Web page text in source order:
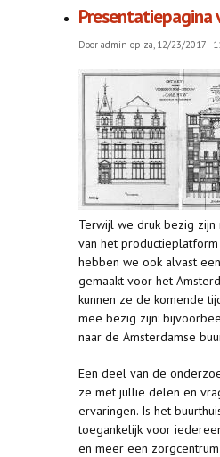
Presentatiepagina
Door admin op za, 12/23/2017 -
Terwijl we druk bezig zijn
van het productieplatform
hebben we ook alvast
gemaakt voor het
kunnen ze de komende
mee bezig zijn:
naar de Amsterdamse
Een deel van de
ze met jullie delen en
ervaringen. Is het
toegankelijk voor
en meer een